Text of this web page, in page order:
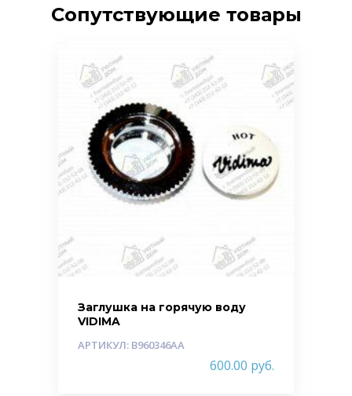
Сопутствующие товары
Заглушка на горячую воду
VIDIMA
АРТИКУЛ: B960346AA
600.00 руб.